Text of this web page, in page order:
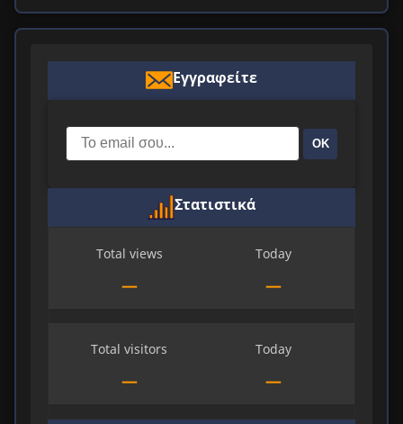
Εγγραφείτε
ΟΚ
Στατιστικά
Total views
—
Today
—
Total visitors
—
Today
—